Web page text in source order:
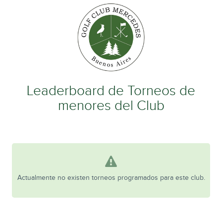
Leaderboard de Torneos de
menores del Club
Actualmente no existen torneos programados para este club.